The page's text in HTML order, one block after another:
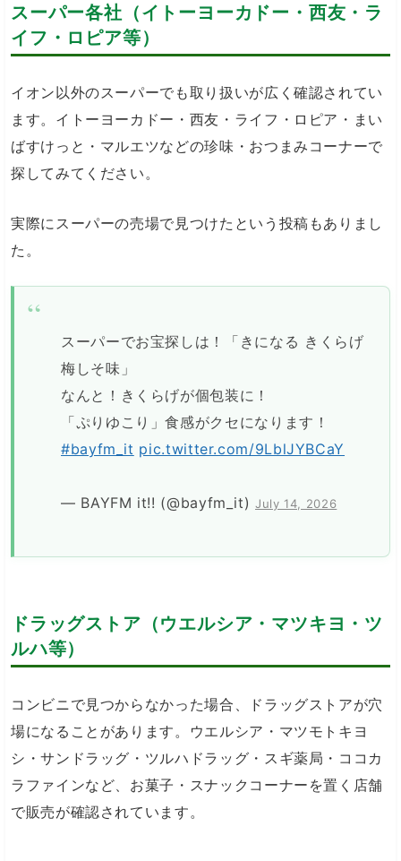
スーパー各社（イトーヨーカドー・西友・ラ
イフ・ロピア等）
イオン以外のスーパーでも取り扱いが広く確認されてい
ます。イトーヨーカドー・西友・ライフ・ロピア・まい
ばすけっと・マルエツなどの珍味・おつまみコーナーで
探してみてください。
実際にスーパーの売場で見つけたという投稿もありまし
た。
スーパーでお宝探しは！「きになる きくらげ
梅しそ味」
なんと！きくらげが個包装に！
「ぷりゆこり」食感がクセになります！
#bayfm_it pic.twitter.com/9LblJYBCaY
— BAYFM it!! (@bayfm_it) July 14, 2026
ドラッグストア（ウエルシア・マツキヨ・ツ
ルハ等）
コンビニで見つからなかった場合、ドラッグストアが穴
場になることがあります。ウエルシア・マツモトキヨ
シ・サンドラッグ・ツルハドラッグ・スギ薬局・ココカ
ラファインなど、お菓子・スナックコーナーを置く店舗
で販売が確認されています。